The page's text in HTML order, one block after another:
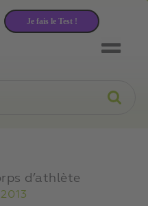
d’athlète
Je fais le Test !